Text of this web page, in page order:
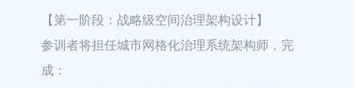
【第一阶段：战略级空间治理架构设计】
参训者将担任城市网格化治理系统架构师，完
成：